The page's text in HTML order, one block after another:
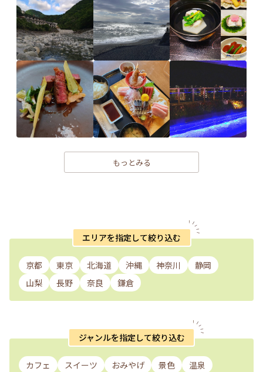
もっとみる
エリアを指定して絞り込む
京都 東京 北海道 沖縄 神奈川
静岡
山梨
長野 奈良 鎌倉
ジャンルを指定して絞り込む
カフェ スイーツ おみやげ 景色
温泉